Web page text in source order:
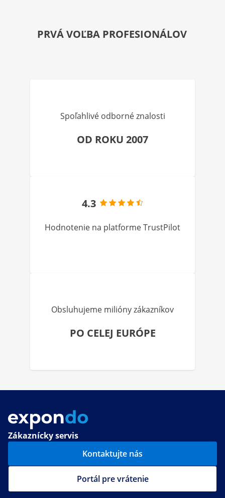
PRVÁ VOĽBA PROFESIONÁLOV
Spoľahlivé odborné znalosti
OD ROKU 2007
4.3
Hodnotenie na platforme TrustPilot
Obsluhujeme milióny zákazníkov
PO CELEJ EURÓPE
Zákaznícky servis
Kontaktujte nás
Portál pre vrátenie